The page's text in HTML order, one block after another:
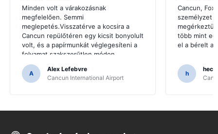
Minden volt a várakozásnak
megfelelően. Semmi
meglepetés.Visszatérve a kocsira a
Cancun repülőtéren egy kicsit bonyolult
volt, és a papírmunkát véglegesíteni a
folyamat szakszerűtlen módon
kezelték.
A
Alex Lefebvre
Cancun International Airport
Cancun, Fox
személyzet
több mint
el a bérelt
h